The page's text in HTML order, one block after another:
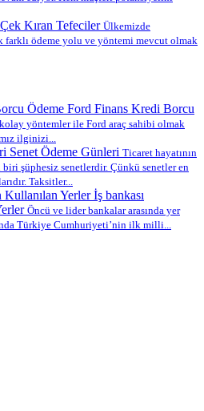
Çek Kıran Tefeciler Ülkemizde
farklı ödeme yolu ve yöntemi mevcut olmak
Ford Finans Kredi Borcu
yöntemler ile Ford araç sahibi olmak
ilginizi...
Senet Ödeme Günleri Ticaret hayatının
şüphesiz senetlerdir. Çünkü senetler en
Taksitler...
İş bankası
Öncü ve lider bankalar arasında yer
Türkiye Cumhuriyeti’nin ilk milli...